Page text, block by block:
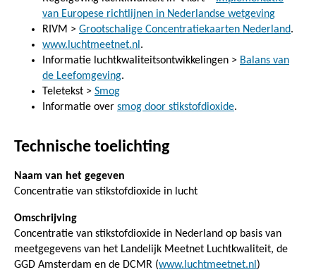
van Europese richtlijnen in Nederlandse wetgeving
RIVM > Grootschalige Concentratiekaarten Nederland.
www.luchtmeetnet.nl .
Informatie luchtkwaliteitsontwikkelingen > Balans van
de Leefomgeving.
Teletekst > Smog
Informatie over smog door stikstofdioxide.
Technische toelichting
Naam van het gegeven
Concentratie van stikstofdioxide in lucht
Omschrijving
Concentratie van stikstofdioxide in Nederland op basis van
meetgegevens van het Landelijk Meetnet Luchtkwaliteit, de
GGD Amsterdam en de DCMR (www.luchtmeetnet.nl )